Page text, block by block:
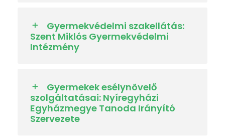
Gyermekvédelmi szakellátás:
Szent Miklós Gyermekvédelmi
Intézmény
Gyermekek esélynövelő
szolgáltatásai: Nyíregyházi
Egyházmegye Tanoda Irányító
Szervezete